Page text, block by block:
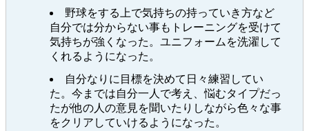
野球をする上で気持ちの持っていき方など
自分では分からない事もトレーニングを受けて
気持ちが強くなった。ユニフォームを洗濯して
くれるようになった。
自分なりに目標を決めて日々練習してい
た。今までは自分一人で考え、悩むタイプだっ
たが他の人の意見を聞いたりしながら色々な事
をクリアしていけるようになった。